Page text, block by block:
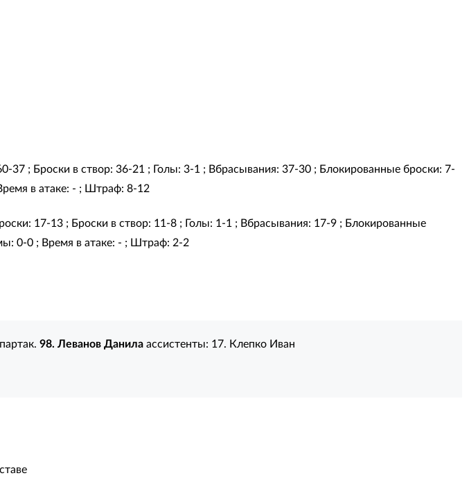
37 ; Броски в створ: 36-21 ; Голы: 3-1 ; Вбрасывания: 37-30 ; Блокированные броски: 7-
в атаке: - ; Штраф: 8-12
17-13 ; Броски в створ: 11-8 ; Голы: 1-1 ; Вбрасывания: 17-9 ; Блокированные
0-0 ; Время в атаке: - ; Штраф: 2-2
98. Леванов Данилаассистенты: 17. Клепко Иван